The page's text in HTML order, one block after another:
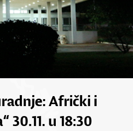
Afrički i
u 18:30